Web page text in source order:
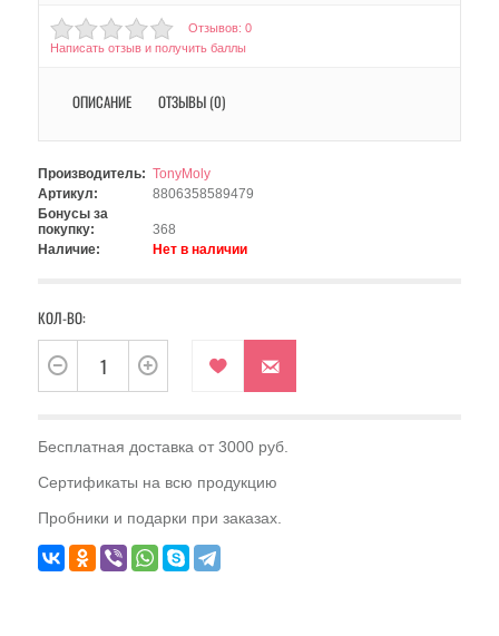
Отзывов: 0
Написать отзыв и получить баллы
ОПИСАНИЕ ОТЗЫВЫ (0)
Производитель: TonyMoly
Артикул:
8806358589479
Бонусы за
покупку:
368
Наличие:
Нет в наличии
КОЛ-ВО:
Бесплатная доставка от 3000 руб.
Сертификаты на всю продукцию
Пробники и подарки при заказах.